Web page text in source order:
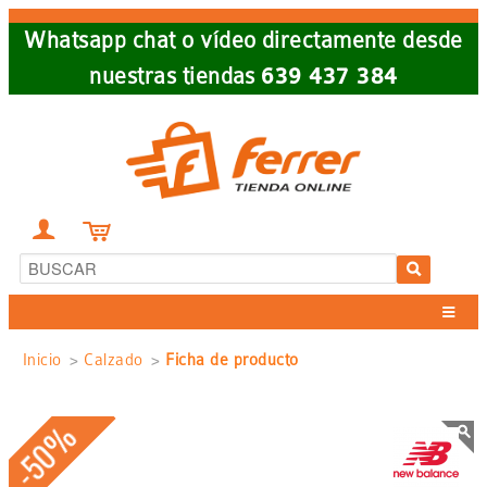
Skip
Whatsapp chat o vídeo directamente desde
nuestras tiendas 639 437 384
 
Sobrescribir
de
Inicio Calzado Ficha de producto
-50%